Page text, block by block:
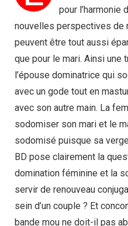
pour l’harmonie
nouvelles perspectives de
peuvent être tout aussi
que pour le mari. Ainsi
l’épouse dominatrice qui
avec un gode tout en
avec son autre main. La
sodomiser son mari et le
sodomisé puisque sa
BD pose clairement la
domination féminine et la
servir de renouveau
sein d’un couple ? Et
bande mou ne doit-il pas